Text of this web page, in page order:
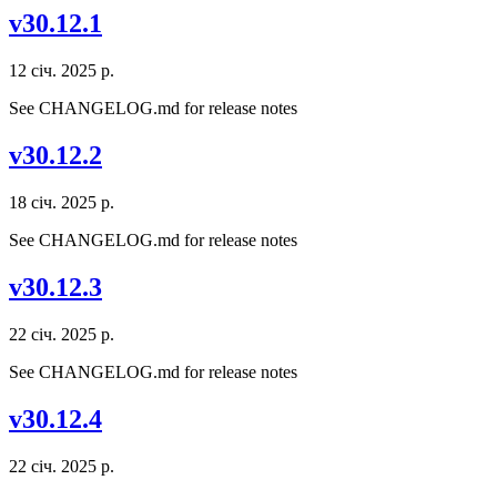
v30.12.1
12 січ. 2025 р.
See CHANGELOG.md for release notes
v30.12.2
18 січ. 2025 р.
See CHANGELOG.md for release notes
v30.12.3
22 січ. 2025 р.
See CHANGELOG.md for release notes
v30.12.4
22 січ. 2025 р.